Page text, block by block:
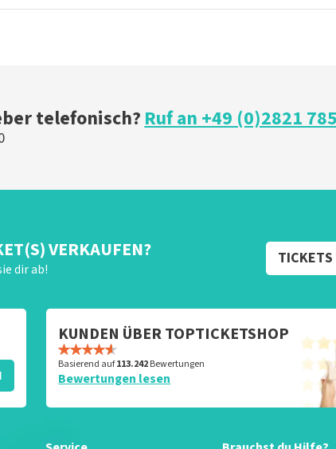
telefonisch?Ruf an +49 (0)2821
VERKAUFEN?
dir ab!
TICKETS
KUNDEN ÜBER TOPTICKETSHOP
Basierend auf113.242Bewertungen
Bewertungen lesen